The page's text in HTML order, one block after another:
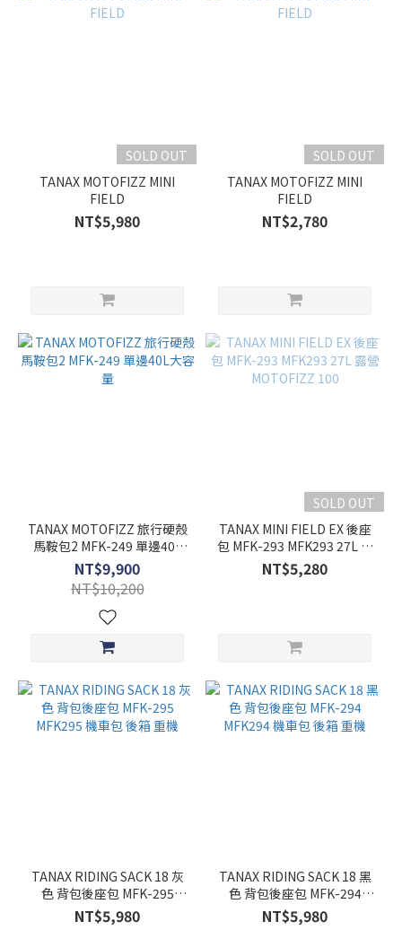
SOLD OUT
TANAX MOTOFIZZ MINI
FIELD
NT$5,980
SOLD OUT
TANAX MOTOFIZZ MINI
FIELD
NT$2,780
TANAX MOTOFIZZ 旅行硬殼
馬鞍包2 MFK-249 單邊40L
大容量
NT$9,900
NT$10,200
SOLD OUT
TANAX MINI FIELD EX 後座
包 MFK-293 MFK293 27L 露
營 MOTOFIZZ 100
NT$5,280
TANAX RIDING SACK 18 灰
色 背包後座包 MFK-295
MFK295 機車包 後箱 重機
NT$5,980
TANAX RIDING SACK 18 黑
色 背包後座包 MFK-294
MFK294 機車包 後箱 重機
NT$5,980